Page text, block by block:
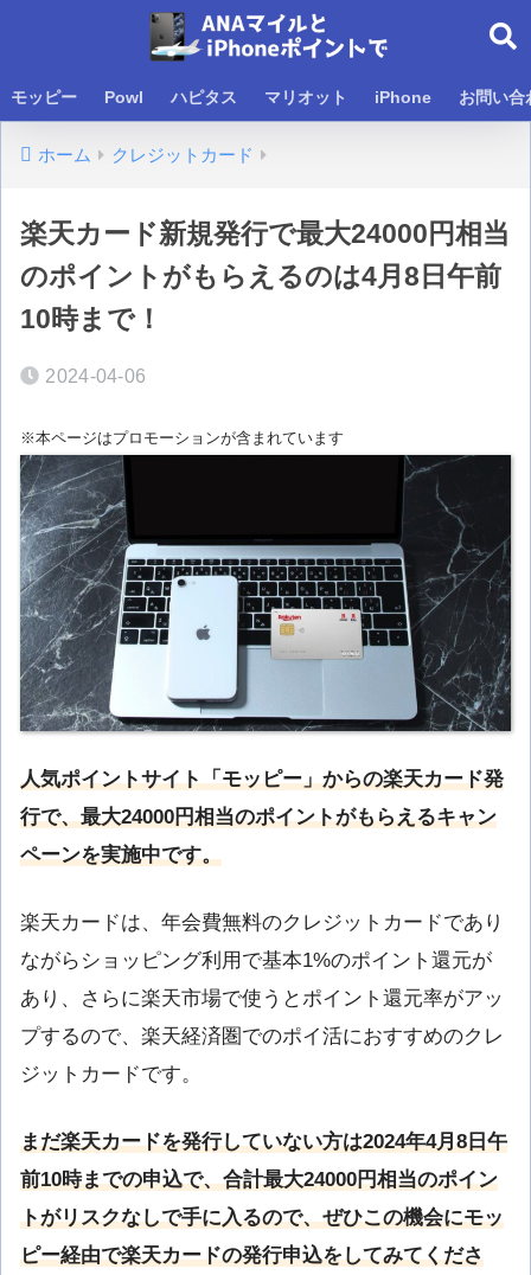
モッピー Powl ハピタス マリオット iPhone お問い合
ホーム クレジットカード
楽天カード新規発行で最大24000円相当
のポイントがもらえるのは4月8日午前
10時まで！
2024-04-06
※本ページはプロモーションが含まれています
人気ポイントサイト「モッピー」からの楽天カード発
行で、最大24000円相当のポイントがもらえるキャン
ペーンを実施中です。
楽天カードは、年会費無料のクレジットカードであり
ながらショッピング利用で基本1%のポイント還元が
あり、さらに楽天市場で使うとポイント還元率がアッ
プするので、楽天経済圏でのポイ活におすすめのクレ
ジットカードです。
まだ楽天カードを発行していない方は2024年4月8日午
前10時までの申込で、合計最大24000円相当のポイン
トがリスクなしで手に入るので、ぜひこの機会にモッ
ピー経由で楽天カードの発行申込をしてみてくださ